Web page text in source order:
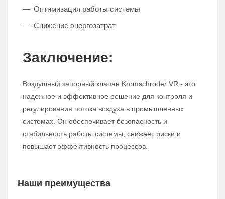
Оптимизация работы системы
Снижение энергозатрат
Заключение:
Воздушный запорный клапан Kromschroder VR - это
надежное и эффективное решение для контроля и
регулирования потока воздуха в промышленных
системах. Он обеспечивает безопасность и
стабильность работы системы, снижает риски и
повышает эффективность процессов.
Наши преимущества